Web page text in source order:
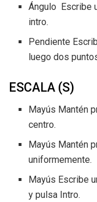
Ángulo Escribe
intro.
Pendiente
luego dos
ESCALA (S)
Mayús Mantén
centro.
Mayús Mantén
uniformemente.
Mayús Escribe
y pulsa Intro.